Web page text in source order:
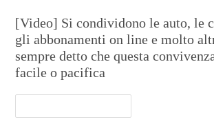
[Video] Si condividono le auto, le
gli abbonamenti on line e molto
sempre detto che questa
facile o pacifica